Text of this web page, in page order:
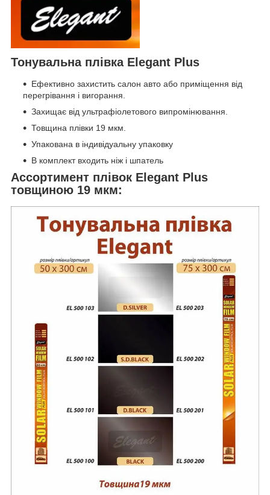
Тонувальна плівка Elegant Plus
Ефективно захистить салон авто або приміщення від
перегрівання і вигорання.
Захищає від ультрафіолетового випромінювання.
Товщина плівки 19 мкм.
Упакована в індивідуальну упаковку
В комплект входить ніж і шпатель
Ассортимент плівок Elegant Plus
товщиною 19 мкм: